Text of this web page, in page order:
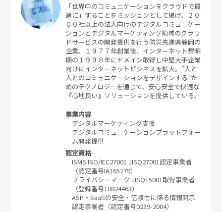
「世界中のコミュニケーションをクラウドで最
適に」することをミッションとして掲げ、２０
００社以上の法人向けのデジタルコミュニケー
ションとデジタルマーケティング領域のクラウ
ドサービスの開発提供を行う防災先進県静岡の
企業。１９７７年創業後、インターネット黎明
期の１９９８年にドメイン取得し中堅大手企業
向けにインターネットビジネスを拡大。”人と
人とのコミュニケーションをデザインする”た
めのテクノロジーを通じて、安心安全で快適な
『心地良い』ソリューションを提供している。
事業内容
デジタルマーケティング支援
デジタルコミュニケーションプラットフォー
ム開発提供
認定資格
ISMS ISO/IEC27001 JISQ27001認定事業者
（認定番号IA165279）
プライバシーマーク JISQ15001取得事業者
（登録番号10824463）
ASP・SaaSの安全・信頼性に係る情報開示
認定事業者（認定番号0239-2004）